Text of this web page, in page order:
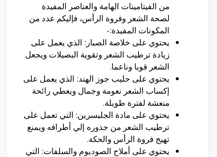
من الفيتامينات الهامة والعناصر المفيدة
لصحة الشعر وفروة الرأس، فإليكم عدد من
المكونات المفيدة:-
يحتوي على خلاصة الصبار: الذي يعمل على
زيادة ترطيب الشعر وتقوية البصيلات ويجعل
الشعر قويا وناعما.
يحتوي على حليب جوز الهند: الذي يعمل على
إكساب الشعر نعومة وجمال ويعطي رائحة
منعشة لفترة طويلة.
يحتوي على مادة الجليسرين: التي تعمل على
ترطيب الشعر من جذوره إلي أطرافه ويمنع
تهيج فروة الرأس والحكة.
يحتوي على أملاح الصوديوم والسلفات: التي